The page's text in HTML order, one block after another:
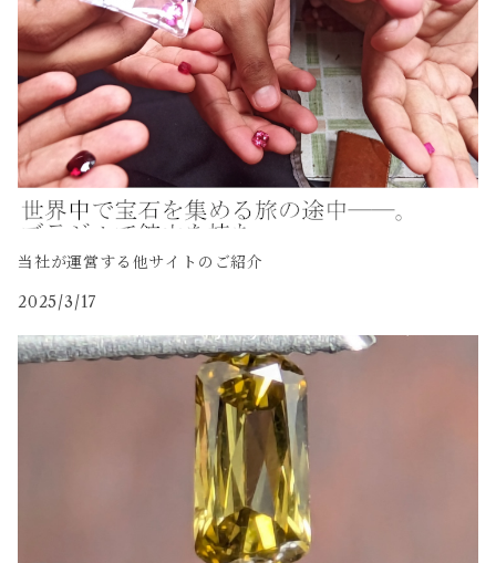
当社が運営する他サイトのご紹介
2025/3/17